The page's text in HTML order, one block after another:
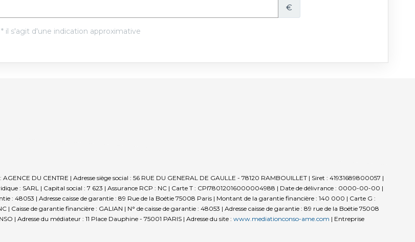
DU CENTRE | Adresse siège social : 56 RUE DU GENERAL DE GAULLE - 78120 RAMBOUILLET | Siret : 41931689800057 |
: SARL | Capital social : 7 623 | Assurance RCP : NC | Carte T : CPI78012016000004988 | Date de délivrance : 0000-00-00 |
: 48053 | Adresse caisse de garantie : 89 Rue de la Boétie 75008 Paris | Montant de la garantie financière : 140 000 | Carte G :
de garantie financière : GALIAN | N° de caisse de garantie : 48053 | Adresse caisse de garantie : 89 rue de la Boëtie 75008
Adresse du médiateur : 11 Place Dauphine - 75001 PARIS | Adresse du site : www.mediationconso-ame.com | Entreprise